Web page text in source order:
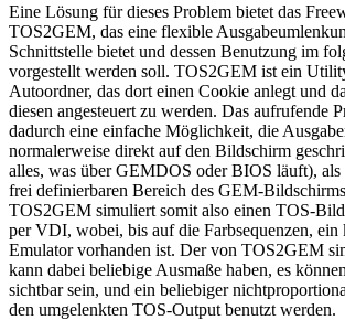
Eine Lösung für dieses Problem bietet das
TOS2GEM, das eine flexible
Schnittstelle bietet und dessen Benutzung im
vorgestellt werden soll. TOS2GEM ist ein
Autoordner, das dort einen Cookie anlegt und
diesen angesteuert zu werden. Das aufrufende
dadurch eine einfache Möglichkeit, die
normalerweise direkt auf den Bildschirm
alles, was über GEMDOS oder BIOS läuft),
frei definierbaren Bereich des GEM-
TOS2GEM simuliert somit also einen TOS-
per VDI, wobei, bis auf die Farbsequenzen,
Emulator vorhanden ist. Der von TOS2GEM
kann dabei beliebige Ausmaße haben, es
sichtbar sein, und ein beliebiger
den umgelenkten TOS-Output benutzt werden.